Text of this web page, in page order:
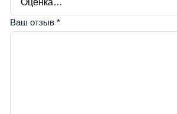
Ваш отзыв *